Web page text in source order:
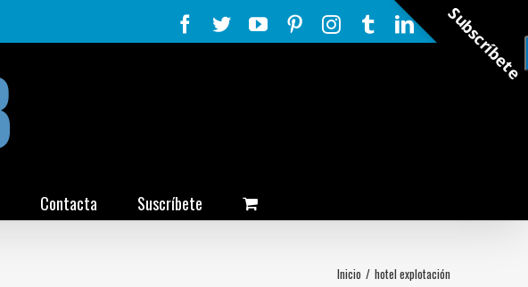
Facebook
TwitterYouTubePinterestInstagram
TumblrLinkedIn
Rss
Contacta Suscríbete
Inicio / hotel explotación
Subscríbete